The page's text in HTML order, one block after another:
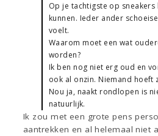
Op je tachtigste op
kunnen. Ieder ander
voelt.
Waarom moet een wat
worden?
Ik ben nog niet erg oud en
ook al onzin. Niemand hoeft
Nou ja, naakt rondlopen is
natuurlijk.
Ik zou met een grote pens
aantrekken en al helemaal niet